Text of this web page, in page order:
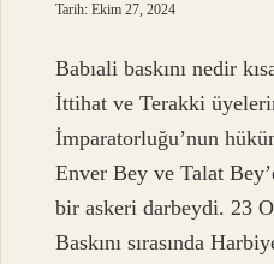
Tarih: Ekim 27, 2024
Babıali baskını nedir
İttihat ve Terakki
İmparatorluğu’nun
Enver Bey ve Talat
bir askeri darbeydi. 23
Baskını sırasında